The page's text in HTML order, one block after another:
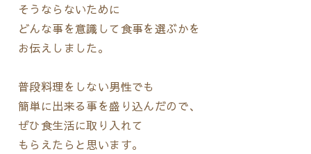
そうならないために
どんな事を意識して食事を選ぶかを
お伝えしました。
普段料理をしない男性でも
簡単に出来る事を盛り込んだので、
ぜひ食生活に取り入れて
もらえたらと思います。